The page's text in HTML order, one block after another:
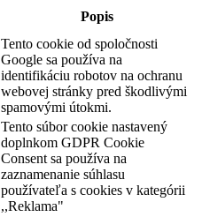
Popis
Tento cookie od spoločnosti
Google sa používa na
identifikáciu robotov na ochranu
webovej stránky pred škodlivými
spamovými útokmi.
Tento súbor cookie nastavený
doplnkom GDPR Cookie
Consent sa používa na
zaznamenanie súhlasu
používateľa s cookies v kategórii
,,Reklama"